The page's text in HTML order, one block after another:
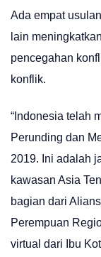
Ada empat
lain
pencegahan
konflik.
“Indonesia telah
Perunding dan
2019. Ini adalah
kawasan Asia
bagian dari
Perempuan
virtual dari Ibu